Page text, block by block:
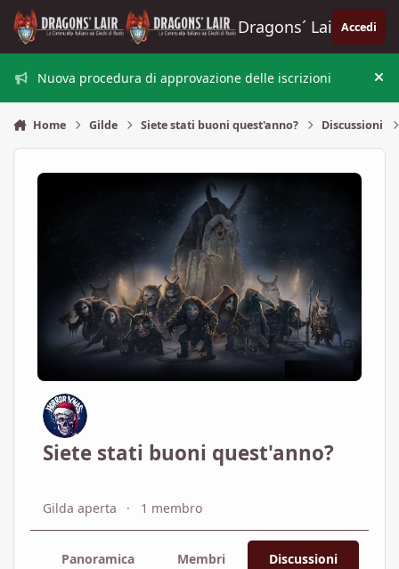
Vai al contenuto
Dragons´ Lair Accedi
Nuova procedura di approvazione delle iscrizioni
Home Gilde Siete stati buoni quest'anno? Discussioni
Siete stati buoni quest'anno?
Gilda aperta 1 membro
Panoramica Membri Discussioni